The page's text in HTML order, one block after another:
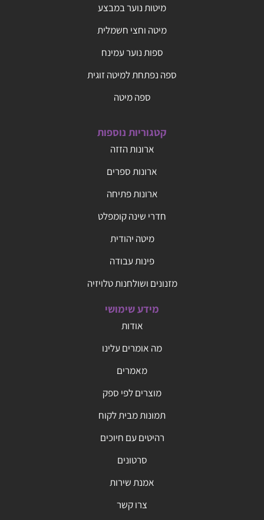
מיטות נוער במבצע
מיטה וחצי חשמלית
ספות נוער עמינח
ספה נפתחת למיטה זוגית
ספה מיטה
קטגוריות נוספות
ארונות הזזה
ארונות ספרים
ארונות פתיחה
חדרי שינה קומפלט
מיטה יהודית
פינות עבודה
מזנונים ושולחנות טלויזיה
מידע שימושי
אודות
מה אומרים עלינו
מאמרים
מוצרים לפי ספק
תמונות מבית לקוח
רהיטים עם חיוכים
סרטונים
אמנת שירות
צרו קשר